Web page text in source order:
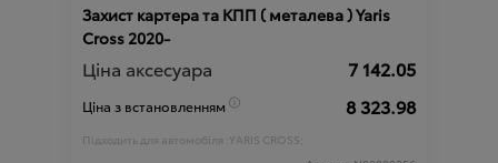
Захист картера та КПП ( металева ) Yaris
Cross 2020-
Ціна аксесуара 7 142.05
Ціна з встановленням 8 323.98
Підходить для автомобіля :YARIS CROSS;